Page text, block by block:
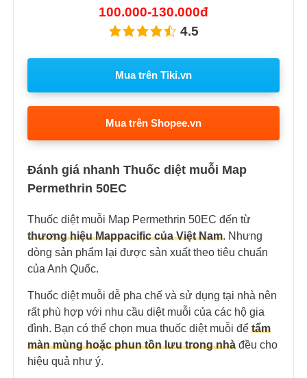
100.000-130.000đ
4.5
Mua trên Tiki.vn
Mua trên Shopee.vn
Đánh giá nhanh Thuốc diệt muỗi Map
Permethrin 50EC
Thuốc diệt muỗi Map Permethrin 50EC đến từ
thương hiệu Mappacific của Việt Nam. Nhưng
dòng sản phẩm lại được sản xuất theo tiêu chuẩn
của Anh Quốc.
Thuốc diệt muỗi dễ pha chế và sử dụng tại nhà nên
rất phù hợp với nhu cầu diệt muỗi của các hộ gia
đình. Bạn có thể chọn mua thuốc diệt muỗi để tẩm
màn mùng hoặc phun tồn lưu trong nhà đều cho
hiệu quả như ý.